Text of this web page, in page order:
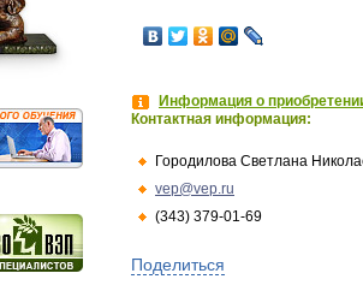
Информация о
Контактная информация:
Городилова Светлана
vep@vep.ru
(343) 379-01-69
Поделиться